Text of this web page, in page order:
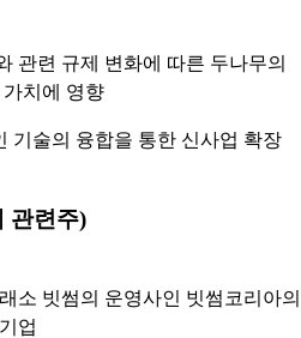
관련 규제 변화에 따른 두나무의
치에 영향
기술의 융합을 통한 신사업 확장
관련주)
소 빗썸의 운영사인 빗썸코리아의
업